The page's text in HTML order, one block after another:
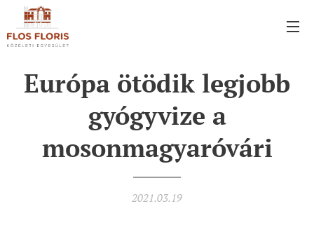
Európa ötödik legjobb
gyógyvize a
mosonmagyaróvári
2021.03.19